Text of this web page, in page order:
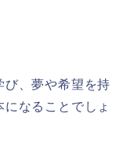
び、夢や希望を持
なることでしょ